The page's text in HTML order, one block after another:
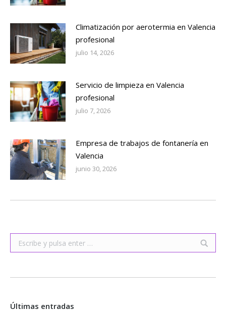
Climatización por aerotermia en Valencia
profesional
julio 14, 2026
Servicio de limpieza en Valencia
profesional
julio 7, 2026
Empresa de trabajos de fontanería en
Valencia
junio 30, 2026
Buscar:
Últimas entradas